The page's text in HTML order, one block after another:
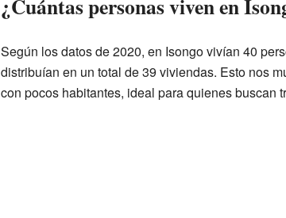
¿Cuántas personas viven en
Según los datos de 2020, en Isongo vivían 40
distribuían en un total de 39 viviendas. Esto nos
con pocos habitantes, ideal para quienes buscan